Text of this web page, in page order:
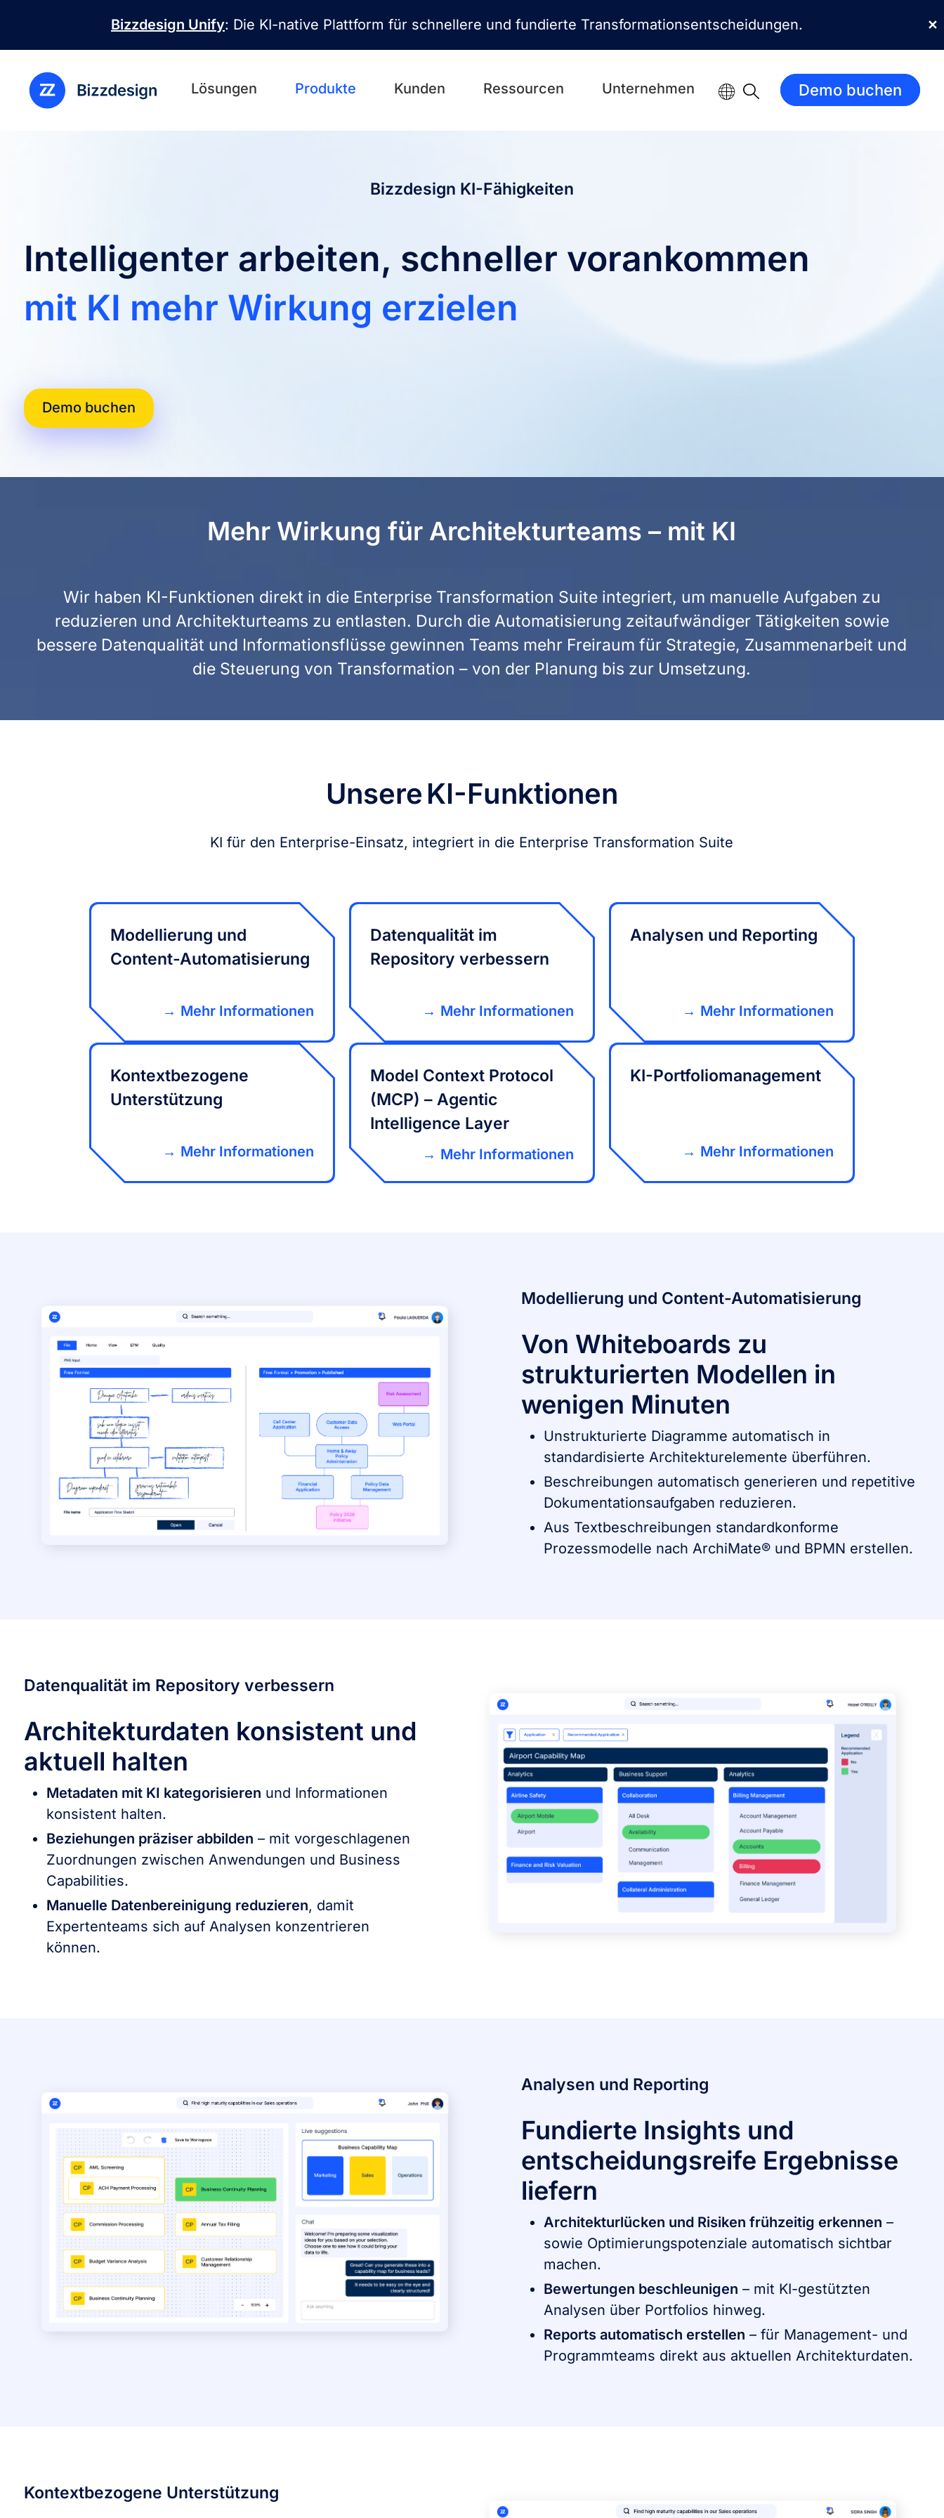
✕
Bizzdesign Unify: Die KI-native Plattform für schnellere und fundierte Transformationsentscheidungen.
Lösungen Produkte Kunden Ressourcen Unternehmen Demo buchen
Bizzdesign KI-Fähigkeiten
Intelligenter arbeiten, schneller vorankommen
mit KI mehr Wirkung erzielen
Demo buchen
Mehr Wirkung für Architekturteams – mit KI
Wir haben KI-Funktionen direkt in die Enterprise Transformation Suite integriert, um manuelle Aufgaben zu
reduzieren und Architekturteams zu entlasten. Durch die Automatisierung zeitaufwändiger Tätigkeiten sowie
bessere Datenqualität und Informationsflüsse gewinnen Teams mehr Freiraum für Strategie, Zusammenarbeit und
die Steuerung von Transformation – von der Planung bis zur Umsetzung.
Unsere KI-Funktionen
KI für den Enterprise-Einsatz, integriert in die Enterprise Transformation Suite
Modellierung und
Content-Automatisierung
Mehr Informationen
Datenqualität im
Repository verbessern
Mehr Informationen
Analysen und Reporting
Mehr Informationen
Kontextbezogene
Unterstützung
Mehr Informationen
Model Context Protocol
(MCP) – Agentic
Intelligence Layer
Mehr Informationen
KI-Portfoliomanagement
Mehr Informationen
Modellierung und Content-Automatisierung
Von Whiteboards zu
strukturierten Modellen in
wenigen Minuten
Unstrukturierte Diagramme automatisch in
standardisierte Architekturelemente überführen.
Beschreibungen automatisch generieren und repetitive
Dokumentationsaufgaben reduzieren.
Aus Textbeschreibungen standardkonforme
Prozessmodelle nach ArchiMate® und BPMN erstellen.
Datenqualität im Repository verbessern
Architekturdaten konsistent und
aktuell halten
Metadaten mit KI kategorisieren und Informationen
konsistent halten.
Beziehungen präziser abbilden – mit vorgeschlagenen
Zuordnungen zwischen Anwendungen und Business
Capabilities.
Manuelle Datenbereinigung reduzieren, damit
Expertenteams sich auf Analysen konzentrieren
können.
Analysen und Reporting
Fundierte Insights und
entscheidungsreife Ergebnisse
liefern
Architekturlücken und Risiken frühzeitig erkennen –
sowie Optimierungspotenziale automatisch sichtbar
machen.
Bewertungen beschleunigen – mit KI-gestützten
Analysen über Portfolios hinweg.
Reports automatisch erstellen – für Management- und
Programmteams direkt aus aktuellen Architekturdaten.
Kontextbezogene Unterstützung